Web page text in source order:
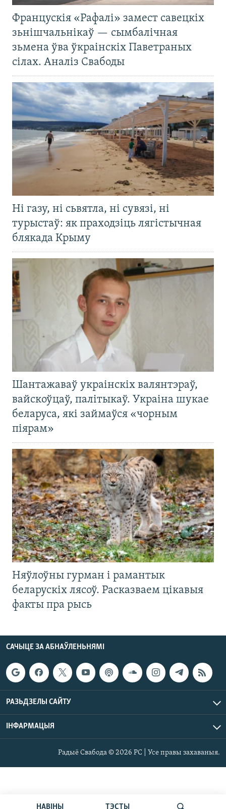
НАВІНЫ ТЭСТЫ
Францускія «Рафалі» замест савецкіх
зьнішчальнікаў — сымбалічная
зьмена ўва ўкраінскіх Паветраных
сілах. Аналіз Свабоды
Ні газу, ні сьвятла, ні сувязі, ні
турыстаў: як праходзіць лягістычная
блякада Крыму
Шантажаваў украінскіх валянтэраў,
вайскоўцаў, палітыкаў. Украіна шукае
беларуса, які займаўся «чорным
піярам»
Няўлоўны гурман і рамантык
беларускіх лясоў. Расказваем цікавыя
факты пра рысь
САЧЫЦЕ ЗА АБНАЎЛЕНЬНЯМІ
РАЗЬДЗЕЛЫ САЙТУ
ІНФАРМАЦЫЯ
Радыё Свабода © 2026 РС | Усе правы захаваныя.